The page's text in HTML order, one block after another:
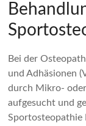
Bei der
und Adhäsionen
durch Mikro-
aufgesucht und
Sportosteopathie